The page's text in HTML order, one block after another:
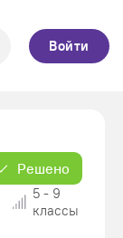
Войти
Решено
5 - 9
классы